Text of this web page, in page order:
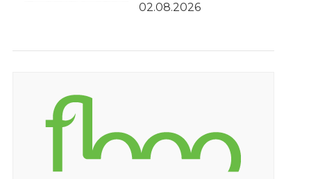
02.08.2026